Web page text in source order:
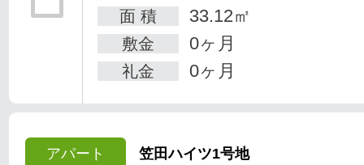
面 積 33.12㎡
敷金 0ヶ月
礼金 0ヶ月
アパート 笠田ハイツ1号地